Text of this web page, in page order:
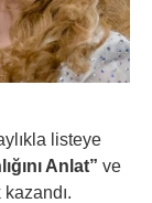
listeye
Anlat” ve